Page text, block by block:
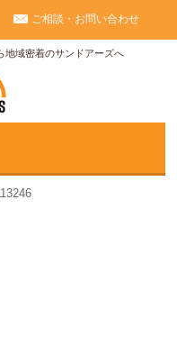
地域密着のサンドアーズへ
ご相談・お問い合わせ